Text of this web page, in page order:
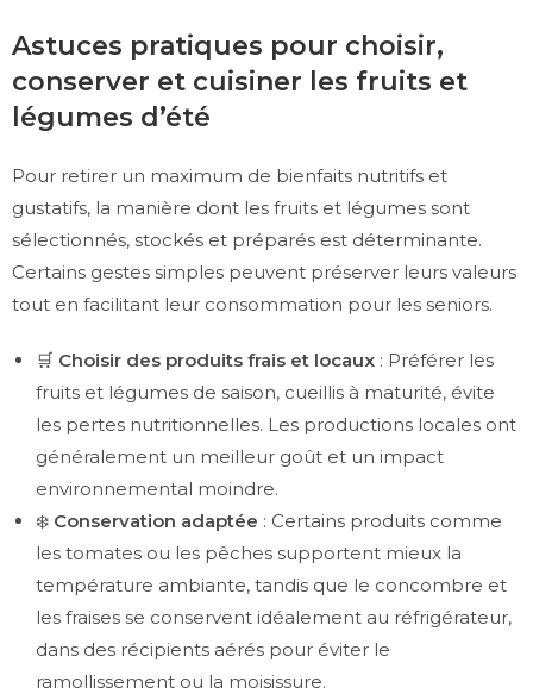
Astuces pratiques pour choisir,
conserver et cuisiner les fruits et
légumes d’été
Pour retirer un maximum de bienfaits nutritifs et
gustatifs, la manière dont les fruits et légumes sont
sélectionnés, stockés et préparés est déterminante.
Certains gestes simples peuvent préserver leurs valeurs
tout en facilitant leur consommation pour les seniors.
🛒 Choisir des produits frais et locaux : Préférer les
fruits et légumes de saison, cueillis à maturité, évite
les pertes nutritionnelles. Les productions locales ont
généralement un meilleur goût et un impact
environnemental moindre.
❄️ Conservation adaptée : Certains produits comme
les tomates ou les pêches supportent mieux la
température ambiante, tandis que le concombre et
les fraises se conservent idéalement au réfrigérateur,
dans des récipients aérés pour éviter le
ramollissement ou la moisissure.